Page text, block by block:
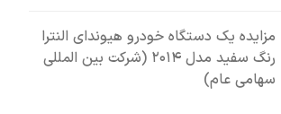
مزایده یک دستگاه خودرو هیوندای النترا
رنگ سفید مدل ۲۰۱۴ (شرکت بین المللی
سهامی عام)